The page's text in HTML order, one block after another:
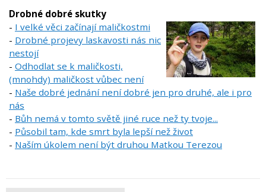
Drobné dobré skutky
- I velké věci začínají maličkostmi
- Drobné projevy laskavosti nás nic
nestojí
- Odhodlat se k maličkosti,
(mnohdy) maličkost vůbec není
- Naše dobré jednání není dobré jen pro druhé, ale i pro
nás
- Bůh nemá v tomto světě jiné ruce než ty tvoje...
- Působil tam, kde smrt byla lepší než život
- Naším úkolem není být druhou Matkou Terezou